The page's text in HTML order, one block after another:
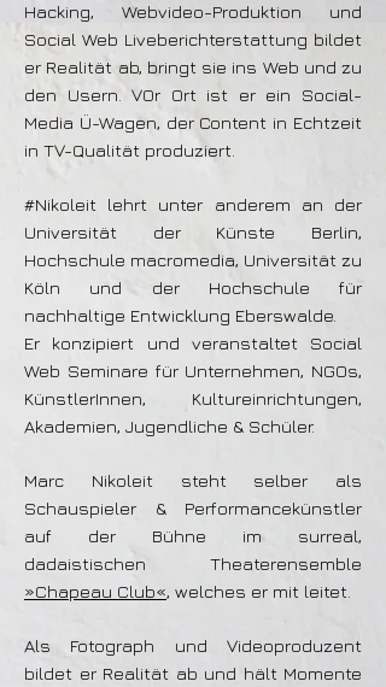
Hacking, Webvideo-Produktion und
Social Web Liveberichterstattung bildet
er Realität ab, bringt sie ins Web und zu
den Usern. VOr Ort ist er ein Social-
Media Ü-Wagen, der Content in Echtzeit
in TV-Qualität produziert.
#Nikoleit lehrt unter anderem an der
Universität der Künste Berlin,
Hochschule macromedia, Universität zu
Köln und der Hochschule für
nachhaltige Entwicklung Eberswalde.
Er konzipiert und veranstaltet Social
Web Seminare für Unternehmen, NGOs,
KünstlerInnen, Kultureinrichtungen,
Akademien, Jugendliche & Schüler.
Marc Nikoleit steht selber als
Schauspieler & Performancekünstler
auf der Bühne im surreal,
dadaistischen Theaterensemble
»Chapeau Club«, welches er mit leitet.
Als Fotograph und Videoproduzent
bildet er Realität ab und hält Momente